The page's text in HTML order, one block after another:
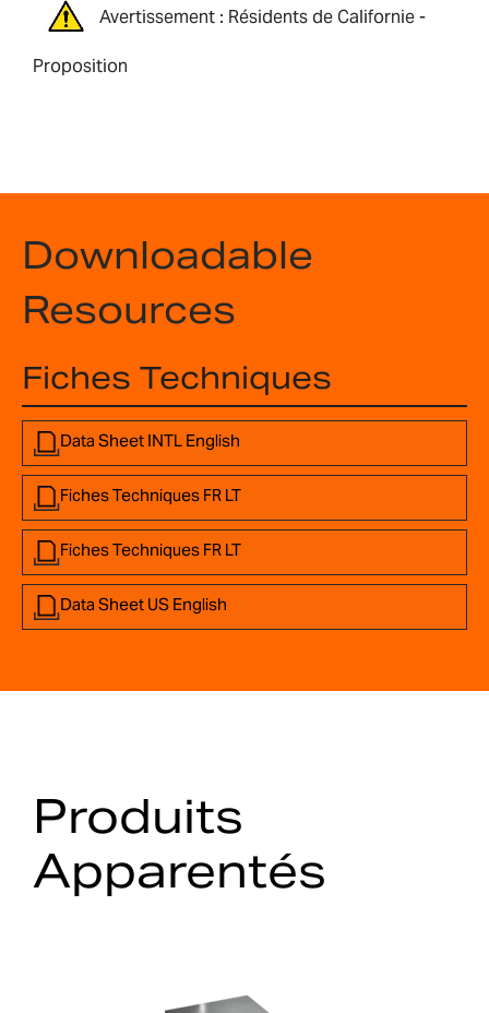
Avertissement : Résidents de Californie -
Proposition
Downloadable
Resources
Fiches Techniques
Data Sheet INTL English
Fiches Techniques FR LT
Fiches Techniques FR LT
Data Sheet US English
Produits
Apparentés